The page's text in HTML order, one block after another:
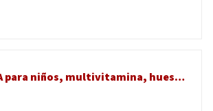
DHA para niños, multivitamina, huesos fuertes, cerebro, función de visión, crecimiento y desarrollo, función cognitiva e inmune, sin OGM